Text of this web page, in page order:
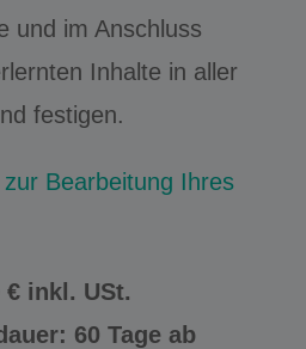
und im Anschluss
Inhalte in aller
festigen.
Bearbeitung Ihres
inkl. USt.
60 Tage ab